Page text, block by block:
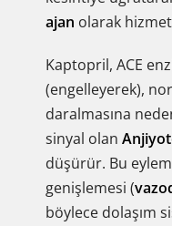
ajan olarak
Kaptopril, ACE
(engelleyerek),
daralmasına
sinyal olan
düşürür. Bu
genişlemesi (
böylece dolaşım